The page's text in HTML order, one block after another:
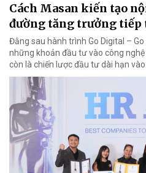
Cách Masan kiến tạo
đường tăng trưởng tiếp
Đằng sau hành trình Go Digital –
những khoản đầu tư vào công
còn là chiến lược đầu tư dài hạn vào